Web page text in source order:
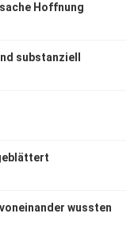
Hoffnung
substanziell
wussten